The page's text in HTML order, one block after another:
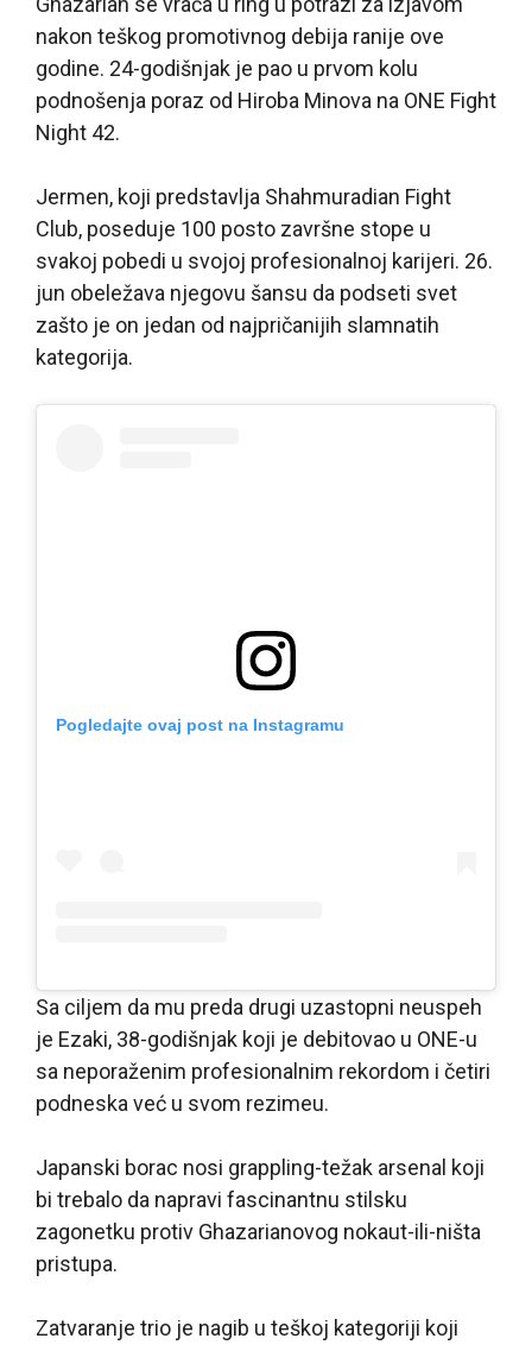
nakon teškog promotivnog debija ranije ove
godine. 24-godišnjak je pao u prvom kolu
podnošenja poraz od Hiroba Minova na ONE Fight
Night 42.
Jermen, koji predstavlja Shahmuradian Fight
Club, poseduje 100 posto završne stope u
svakoj pobedi u svojoj profesionalnoj karijeri. 26.
jun obeležava njegovu šansu da podseti svet
zašto je on jedan od najpričanijih slamnatih
kategorija.
Pogledajte ovaj post na Instagramu
Sa ciljem da mu preda drugi uzastopni neuspeh
je Ezaki, 38-godišnjak koji je debitovao u ONE-u
sa neporaženim profesionalnim rekordom i četiri
podneska već u svom rezimeu.
Japanski borac nosi grappling-težak arsenal koji
bi trebalo da napravi fascinantnu stilsku
zagonetku protiv Ghazarianovog nokaut-ili-ništa
pristupa.
Zatvaranje trio je nagib u teškoj kategoriji koji